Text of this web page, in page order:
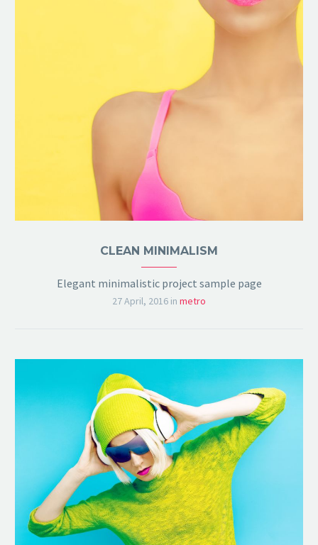
CLEAN MINIMALISM
Elegant minimalistic project sample page
27 April, 2016 in metro